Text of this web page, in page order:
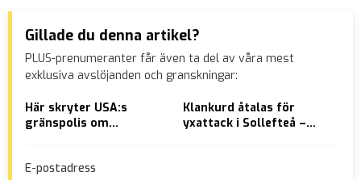
Gillade du denna artikel?
PLUS-prenumeranter får även ta del av våra mest
exklusiva avslöjanden och granskningar:
Här skryter USA:s
gränspolis om
Klankurd åtalas för
yxattack i Sollefteå –
E-postadress